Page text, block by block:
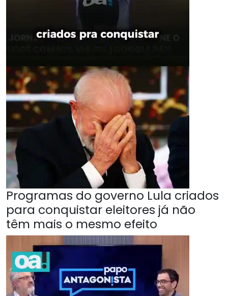
Programas do governo Lula criados
para conquistar eleitores já não
têm mais o mesmo efeito